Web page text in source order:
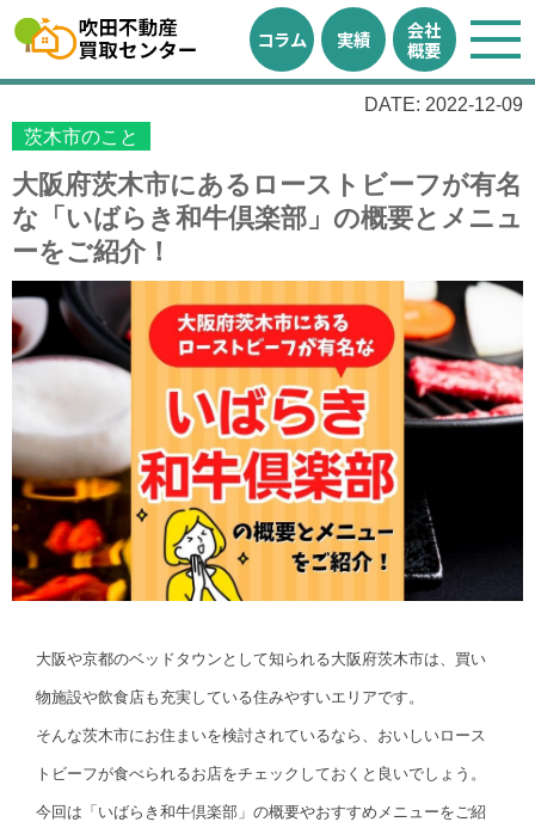
コラム 実績
会社
概要
DATE: 2022-12-09
茨木市のこと
大阪府茨木市にあるローストビーフが有名
な「いばらき和牛倶楽部」の概要とメニュ
ーをご紹介！
大阪や京都のベッドタウンとして知られる大阪府茨木市は、買い
物施設や飲食店も充実している住みやすいエリアです。
そんな茨木市にお住まいを検討されているなら、おいしいロース
トビーフが食べられるお店をチェックしておくと良いでしょう。
今回は「いばらき和牛倶楽部」の概要やおすすめメニューをご紹